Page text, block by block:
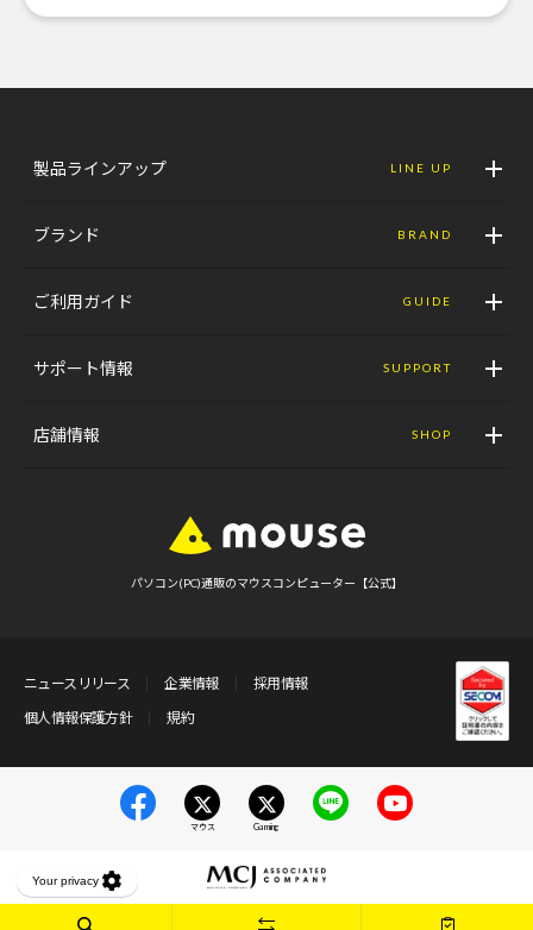
製品ラインアップ LINE UP
ブランド BRAND
ご利用ガイド GUIDE
サポート情報 SUPPORT
店舗情報 SHOP
パソコン(PC)通販のマウスコンピューター【公式】
ニュースリリース 企業情報
採用情報
個人情報保護方針
規約
マウス Gaming